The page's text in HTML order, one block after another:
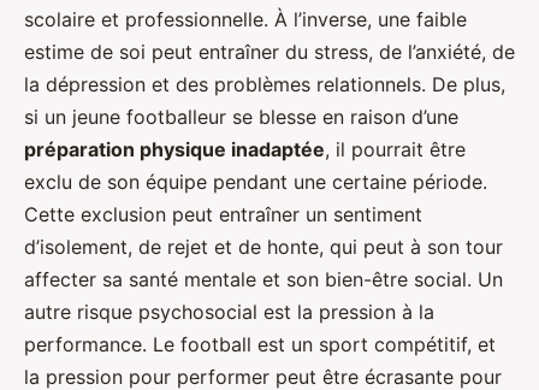
scolaire et professionnelle. À l’inverse, une faible
estime de soi peut entraîner du stress, de l’anxiété, de
la dépression et des problèmes relationnels. De plus,
si un jeune footballeur se blesse en raison d’une
préparation physique inadaptée, il pourrait être
exclu de son équipe pendant une certaine période.
Cette exclusion peut entraîner un sentiment
d’isolement, de rejet et de honte, qui peut à son tour
affecter sa santé mentale et son bien-être social. Un
autre risque psychosocial est la pression à la
performance. Le football est un sport compétitif, et
la pression pour performer peut être écrasante pour